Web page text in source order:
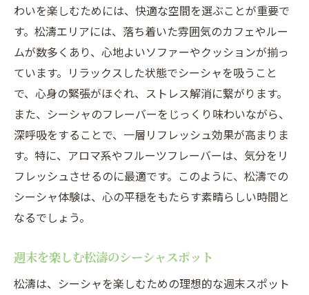
わいを楽しむためには、快適な空間を選ぶことが重要で
す。松濤エリアには、落ち着いた雰囲気のカフェやルー
ムが数多くあり、心地よいソファーやクッションが揃っ
ています。リラックスした状態でシーシャを吸うこと
で、心身の緊張がほぐれ、ストレス解消に繋がります。
また、シーシャのフレーバーをじっくり味わいながら、
深呼吸をすることで、一層リフレッシュ効果が高まりま
す。特に、アロマ系やフルーツフレーバーは、気分をリ
フレッシュさせるのに最適です。このように、松濤での
シーシャ体験は、心の平穏をもたらす素晴らしい時間と
なるでしょう。
週末を楽しむ松濤のシーシャスポット
松濤は、シーシャを楽しむための理想的な週末スポット